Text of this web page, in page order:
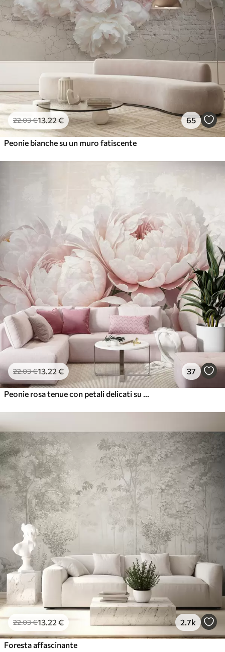
22.03€13 .22 € 65
Peonie bianche su un muro fatiscente
22.03€13 .22 € 37
22.03€13 .22 € 2.7k
Foresta affascinante